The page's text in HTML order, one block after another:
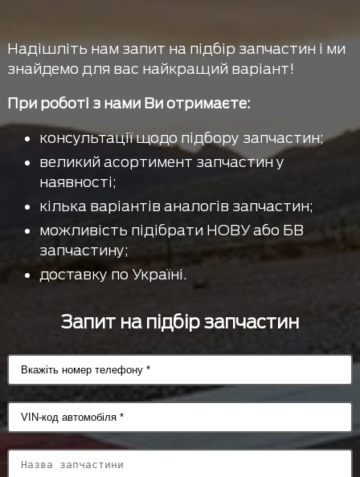
Надішліть нам запит на підбір запчастин і ми
знайдемо для вас найкращий варіант!
При роботі з нами Ви отримаєте:
консультації щодо підбору запчастин;
великий асортимент запчастин у
наявності;
кілька варіантів аналогів запчастин;
можливість підібрати НОВУ або БВ
запчастину;
доставку по Україні.
Запит на підбір запчастин